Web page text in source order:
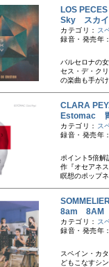
LOS
Sky スカイ
カテゴリ： ス
録音・発売年
バルセロナの
セス・デ・ク
の楽曲も手が
CLARA
Estomac
カテゴリ： ス
録音・発売年
ポイント5倍解
作『オセアネ
瞑想のポップ
8am 8AM
カテゴリ： ス
録音・発売年
スペイン・カ
どもこなすシ